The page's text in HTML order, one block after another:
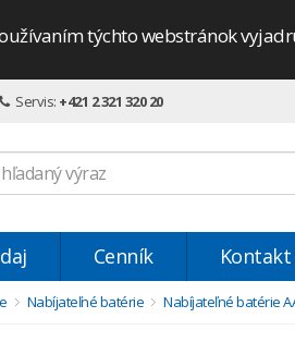
týchto webstránok
Servis: +421 2 321 320 20
Cenník Kontakt
Nabíjateľné batérie Nabíjateľné batérie